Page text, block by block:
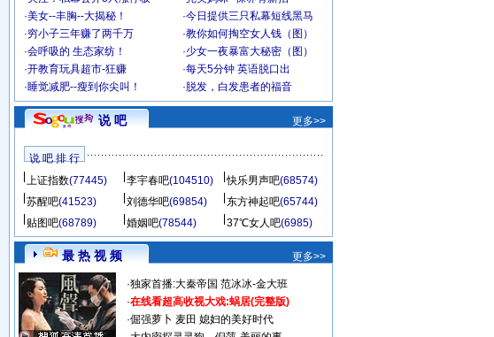
·美女--丰胸--大揭秘！ ·今日提供三只私幕短线黑马
·穷小子三年赚了两千万 ·教你如何掏空女人钱（图）
·会呼吸的 生态家纺！ ·少女一夜暴富大秘密（图）
·开教育玩具超市-狂赚 ·每天5分钟 英语脱口出
·睡觉减肥--瘦到你尖叫！ · 脱发，白发患者的福音
说 吧 更多>>
说 吧 排 行
上证指数(77445) 李宇春吧(104510) 快乐男声吧(68574)
苏醒吧(41523) 刘德华吧(69854) 东方神起吧(65744)
贴图吧(68789) 婚姻吧(78544) 37℃女人吧(6985)
最 热 视 频 更多>>
·独家首播:大秦帝国 范冰冰-金大班
·在线看超高收视大戏:蜗居(完整版)
·倔强萝卜 麦田 媳妇的美好时代